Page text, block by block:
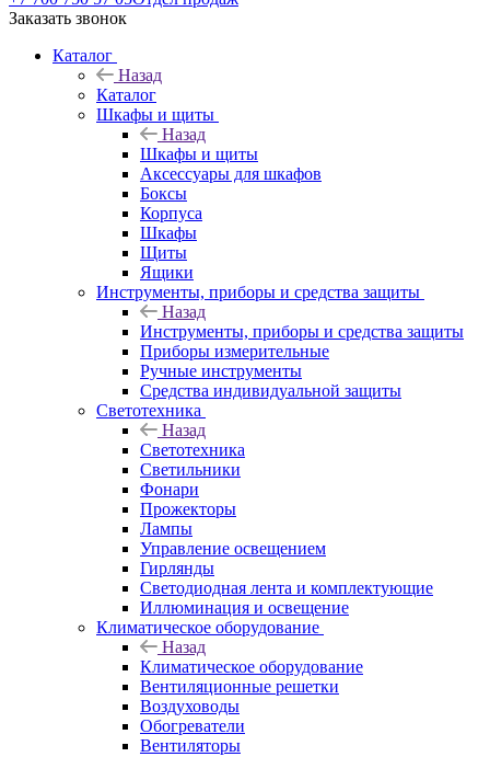
Заказать звонок
Каталог
Назад
Каталог
Шкафы и щиты
Назад
Шкафы и щиты
Аксессуары для шкафов
Боксы
Корпуса
Шкафы
Щиты
Ящики
Инструменты, приборы и средства защиты
Назад
Инструменты, приборы и средства защиты
Приборы измерительные
Ручные инструменты
Средства индивидуальной защиты
Светотехника
Назад
Светотехника
Светильники
Фонари
Прожекторы
Лампы
Управление освещением
Гирлянды
Светодиодная лента и комплектующие
Иллюминация и освещение
Климатическое оборудование
Назад
Климатическое оборудование
Вентиляционные решетки
Воздуховоды
Обогреватели
Вентиляторы